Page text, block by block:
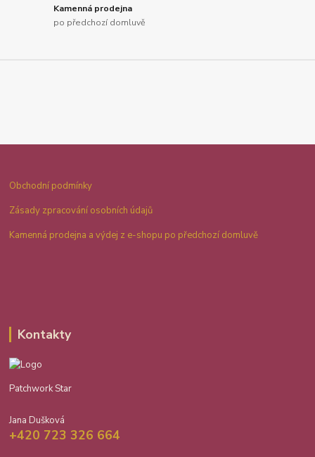
Kamenná prodejna
po předchozí domluvě
Obchodní podmínky
Zásady zpracování osobních údajů
Kamenná prodejna a výdej z e-shopu po předchozí domluvě
Kontakty
Patchwork Star
Jana Dušková
+420 723 326 664